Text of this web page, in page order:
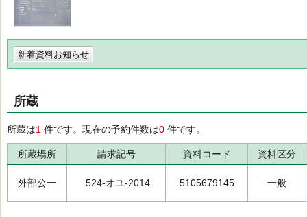
新着資料お知らせ
所蔵
所蔵は1 件です。現在の予約件数は0 件です。
所蔵場所 請求記号 資料コード 資料区分
外部公一 524-オユ-2014 5105679145 一般